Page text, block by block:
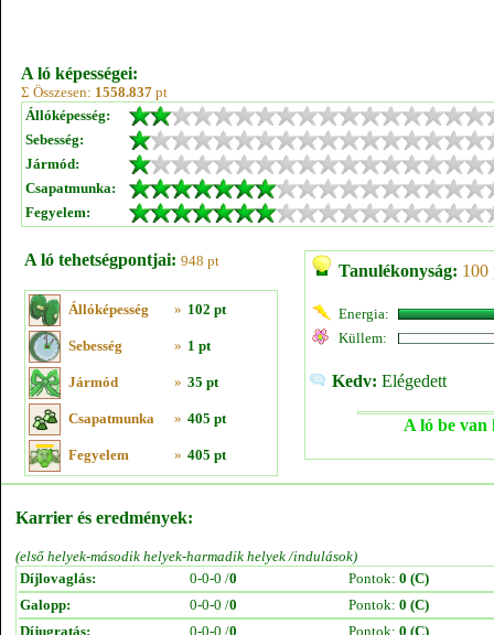
A ló képességei:
Σ Összesen: 1558.837 pt
Állóképesség:
Sebesség:
Jármód:
Csapatmunka:
Fegyelem:
A ló tehetségpontjai: 948 pt
Állóképesség » 102 pt
Sebesség » 1 pt
Jármód » 35 pt
Csapatmunka » 405 pt
Fegyelem » 405 pt
Tanulékonyság: 100
Energia:
Küllem:
Kedv: Elégedett
A ló be van
Karrier és eredmények:
(első helyek-második helyek-harmadik helyek /indulások)
Díjlovaglás:
0-0-0 /0 Pontok: 0 (C)
Galopp:
0-0-0 /0 Pontok: 0 (C)
Díjugratás:
0-0-0 /0 Pontok: 0 (C)